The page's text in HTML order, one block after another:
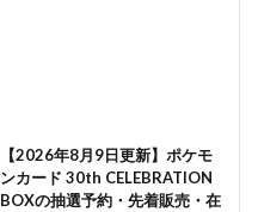
【2026年8月9日更新】ポケモ
ンカード 30th CELEBRATION
BOXの抽選予約・先着販売・在